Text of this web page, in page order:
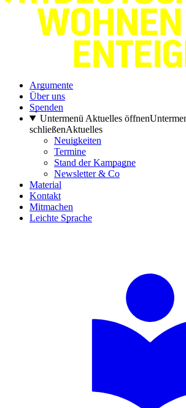
Argumente
Über uns
Spenden
Untermenü Aktuelles öffnen
schließenAktuelles
Neuigkeiten
Termine
Stand der Kampagne
Newsletter & Co
Material
Kontakt
Mitmachen
Leichte Sprache